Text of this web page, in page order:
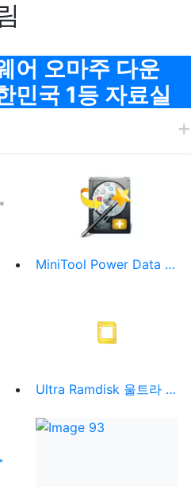
어 오마주 다운
민국 1등 자료실
MiniTool Power Data Recovery
Ultra Ramdisk 울트라 램디스크